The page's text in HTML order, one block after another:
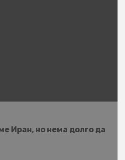
Иран, но нема долго да